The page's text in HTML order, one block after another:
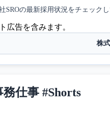
SROの最新採用状況をチェック
広告を含みます。
株
仕事 #Shorts